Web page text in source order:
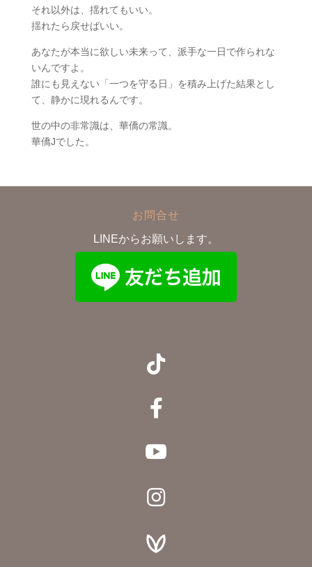
それ以外は、揺れてもいい。
揺れたら戻せばいい。
あなたが本当に欲しい未来って、派手な一日で作られな
いんですよ。
誰にも見えない「一つを守る日」を積み上げた結果とし
て、静かに現れるんです。
世の中の非常識は、華僑の常識。
華僑Jでした。
お問合せ
LINEからお願いします。



